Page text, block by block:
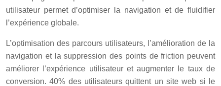
utilisateur permet d’optimiser la navigation et de fluidifier
l’expérience globale.
L’optimisation des parcours utilisateurs, l’amélioration de la
navigation et la suppression des points de friction peuvent
améliorer l’expérience utilisateur et augmenter le taux de
conversion. 40% des utilisateurs quittent un site web si le